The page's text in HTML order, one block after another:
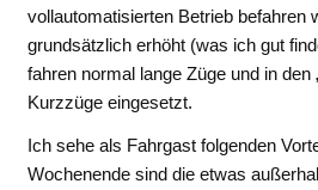
vollautomatisierten Betrieb befahren
grundsätzlich erhöht (was ich gut
fahren normal lange Züge und in den
Kurzzüge eingesetzt.
Ich sehe als Fahrgast folgenden
Wochenende sind die etwas